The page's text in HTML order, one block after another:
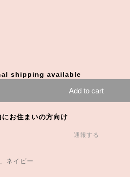
shipping available
Add to cart
にお住まいの方向け
通報する
ネイビー